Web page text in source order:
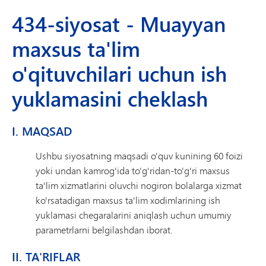
434-siyosat - Muayyan
maxsus ta'lim
o'qituvchilari uchun ish
yuklamasini cheklash
I. MAQSAD
Ushbu siyosatning maqsadi o'quv kunining 60 foizi
yoki undan kamrog'ida to'g'ridan-to'g'ri maxsus
ta'lim xizmatlarini oluvchi nogiron bolalarga xizmat
ko'rsatadigan maxsus ta'lim xodimlarining ish
yuklamasi chegaralarini aniqlash uchun umumiy
parametrlarni belgilashdan iborat.
II. TA'RIFLAR